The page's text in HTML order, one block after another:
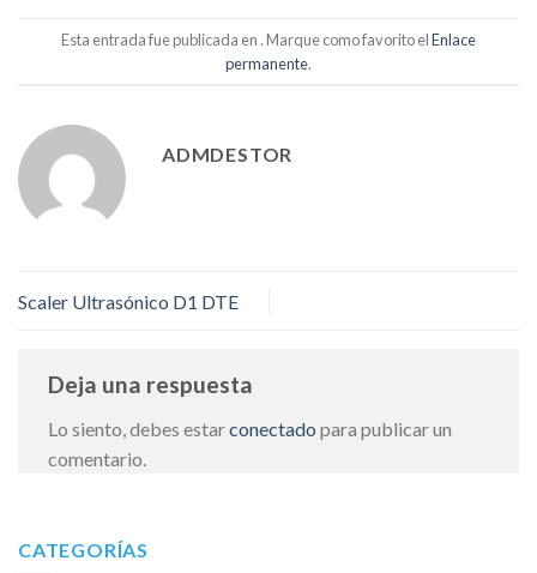
Esta entrada fue publicada en . Marque como favorito elEnlace
permanente.
ADMDESTOR
Scaler Ultrasónico D1 DTE
Deja una respuesta
Lo siento, debes estarconectado para publicar un
comentario.
CATEGORÍAS